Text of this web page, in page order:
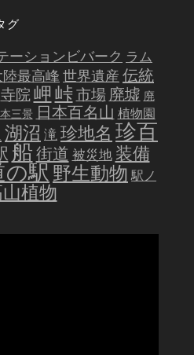
グ
ーションビバーク ラム
最高峰 世界遺産 伝統
寺院岬峠市場 廃墟 廃
三景 日本百名山 植物園
湖沼 滝珍地名 珍百
船街道 被災地 装備
の駅野生動物 駅ノ
植物